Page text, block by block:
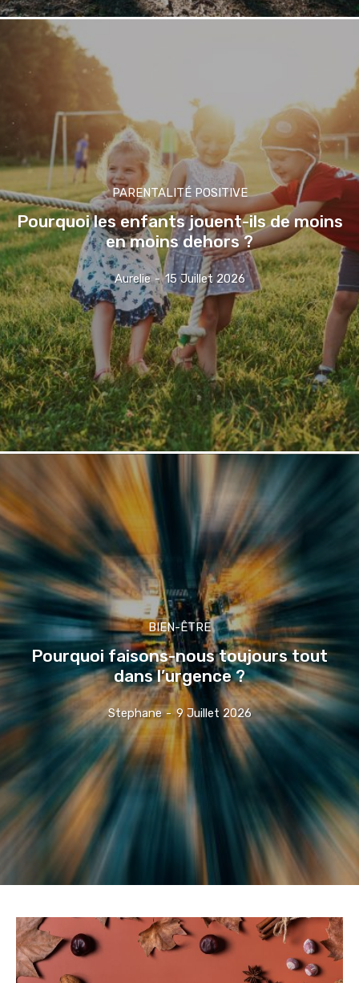
PARENTALITÉ POSITIVE
Pourquoi les enfants jouent-ils de moins
en moins dehors ?
Aurelie - 15 Juillet 2026
BIEN-ÊTRE
Pourquoi faisons-nous toujours tout
dans l’urgence ?
Stephane - 9 Juillet 2026